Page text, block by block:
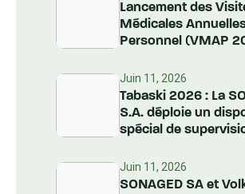
Lancement des
Médicales
Personnel (VMAP
Juin 11, 2026
Tabaski 2026 : La
S.A. déploie un
spécial de
nationale
Juin 11, 2026
SONAGED SA et